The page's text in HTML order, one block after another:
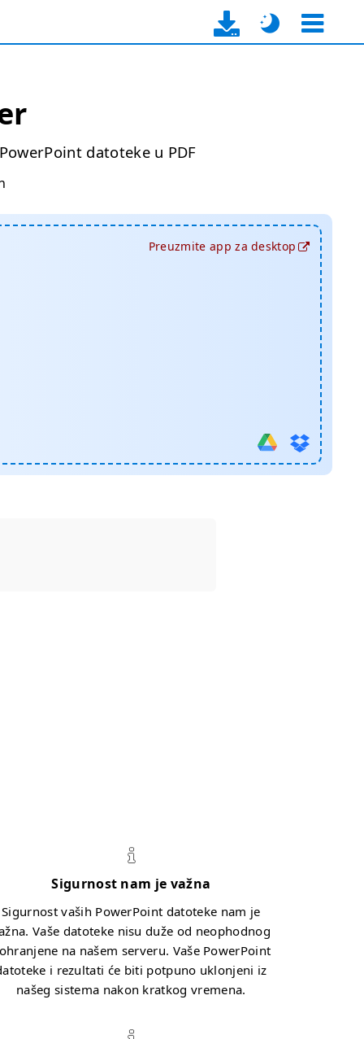
datoteke u PDF
Preuzmite app za desktop
Sigurnost nam je važna
Sigurnost vaših PowerPoint datoteke nam je
Vaše datoteke nisu duže od neophodnog
na našem serveru. Vaše PowerPoint
i rezultati će biti potpuno uklonjeni iz
našeg sistema nakon kratkog vremena.